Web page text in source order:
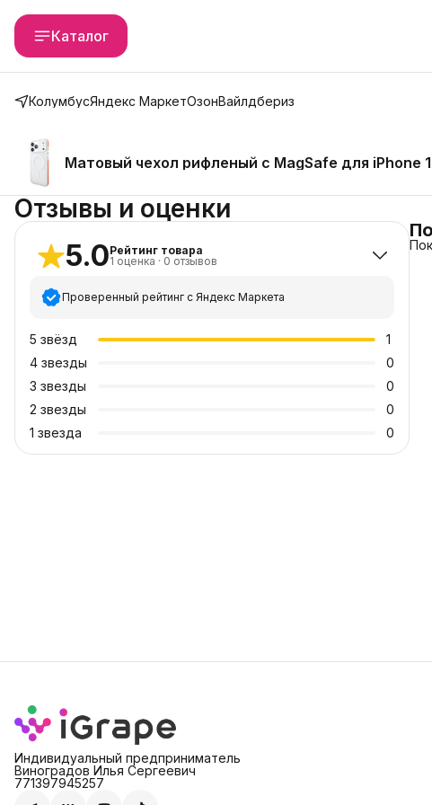
Каталог
КолумбусЯндекс МаркетОзонВайлдбериз
Матовый чехол рифленый с MagSafe для iPhone
Отзывы и оценки
5.0Рейтинг товара
1 оценка · 0 отзывов
Проверенный рейтинг с Яндекс Маркета
5 звёзд
1
4 звезды
0
3 звезды
0
2 звезды
0
1 звезда 0
Индивидуальный предприниматель
Виноградов Илья Сергеевич
771397945257